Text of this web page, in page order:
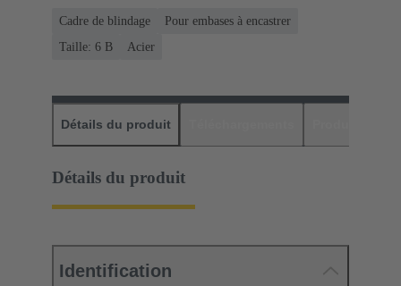
Cadre de blindage
Pour embases à encastrer
Taille: 6 B
Acier
Détails du produit
Détails du produit
Identification